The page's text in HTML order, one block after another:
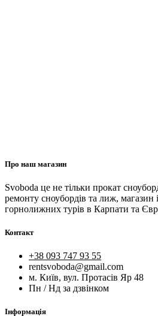
Про наш магазин
Svoboda це не тільки прокат
ремонту сноубордів та лиж, магазин і
горнолижних турів в Карпати та
Контакт
+38 093 747 93 55
rentsvoboda@gmail.com
м. Київ, вул. Протасів Яр 48
Пн / Нд за дзвінком
Інформація